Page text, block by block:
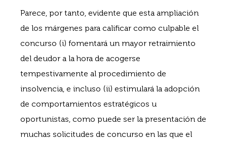
Parece, por tanto, evidente que esta ampliación
de los márgenes para calificar como culpable el
concurso (i) fomentará un mayor retraimiento
del deudor a la hora de acogerse
tempestivamente al procedimiento de
insolvencia, e incluso (ii) estimulará la adopción
de comportamientos estratégicos u
oportunistas, como puede ser la presentación de
muchas solicitudes de concurso en las que el